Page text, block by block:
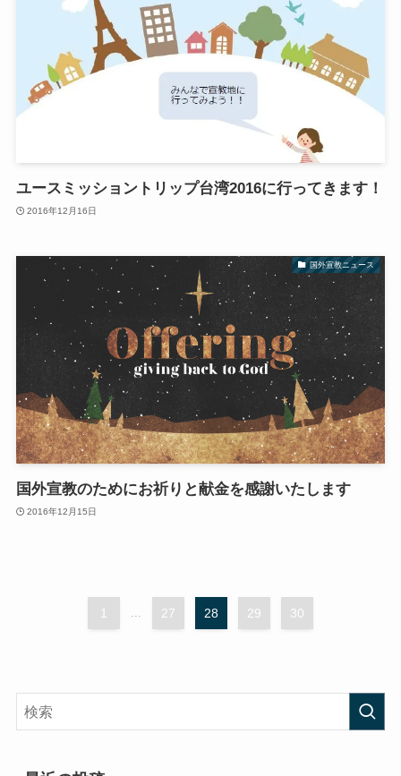
ユースミッショントリップ台湾2016に行ってきます！
2016年12月16日
国外宣教ニュース
国外宣教のためにお祈りと献金を感謝いたします
2016年12月15日
1 ... 27 28 29 30